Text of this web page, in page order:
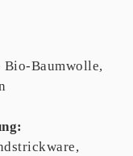
Bio-Baumwolle,